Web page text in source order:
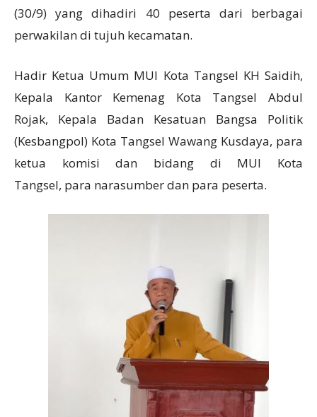
(30/9) yang dihadiri 40 peserta dari berbagai
perwakilan di tujuh kecamatan.
Hadir Ketua Umum MUI Kota Tangsel KH Saidih,
Kepala Kantor Kemenag Kota Tangsel Abdul
Rojak, Kepala Badan Kesatuan Bangsa Politik
(Kesbangpol) Kota Tangsel Wawang Kusdaya, para
ketua komisi dan bidang di MUI Kota
Tangsel, para narasumber dan para peserta.